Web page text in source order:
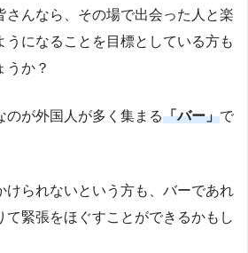
さんなら、その場で出会った人と楽
うになることを目標としている方も
うか？
のが外国人が多く集まる「バー」で
けられないという方も、バーであれ
て緊張をほぐすことができるかもし